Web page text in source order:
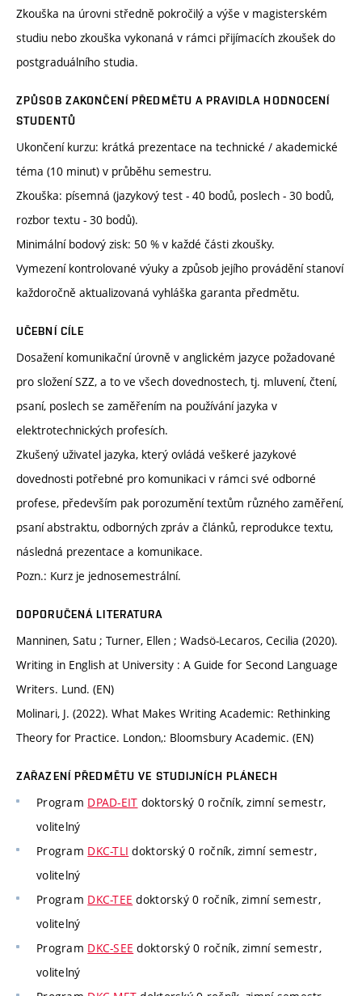
Zkouška na úrovni středně pokročilý a výše v magisterském
studiu nebo zkouška vykonaná v rámci přijímacích zkoušek do
postgraduálního studia.
ZPŮSOB ZAKONČENÍ PŘEDMĚTU A PRAVIDLA HODNOCENÍ
STUDENTŮ
Ukončení kurzu: krátká prezentace na technické / akademické
téma (10 minut) v průběhu semestru.
Zkouška: písemná (jazykový test - 40 bodů, poslech - 30 bodů,
rozbor textu - 30 bodů).
Minimální bodový zisk: 50 % v každé části zkoušky.
Vymezení kontrolované výuky a způsob jejího provádění stanoví
každoročně aktualizovaná vyhláška garanta předmětu.
UČEBNÍ CÍLE
Dosažení komunikační úrovně v anglickém jazyce požadované
pro složení SZZ, a to ve všech dovednostech, tj. mluvení, čtení,
psaní, poslech se zaměřením na používání jazyka v
elektrotechnických profesích.
Zkušený uživatel jazyka, který ovládá veškeré jazykové
dovednosti potřebné pro komunikaci v rámci své odborné
profese, především pak porozumění textům různého zaměření,
psaní abstraktu, odborných zpráv a článků, reprodukce textu,
následná prezentace a komunikace.
Pozn.: Kurz je jednosemestrální.
DOPORUČENÁ LITERATURA
Manninen, Satu ; Turner, Ellen ; Wadsö-Lecaros, Cecilia (2020).
Writing in English at University : A Guide for Second Language
Writers. Lund. (EN)
Molinari, J. (2022). What Makes Writing Academic: Rethinking
Theory for Practice. London,: Bloomsbury Academic. (EN)
ZAŘAZENÍ PŘEDMĚTU VE STUDIJNÍCH PLÁNECH
Program DPAD-EIT doktorský 0 ročník, zimní semestr,
volitelný
Program DKC-TLI doktorský 0 ročník, zimní semestr,
volitelný
Program DKC-TEE doktorský 0 ročník, zimní semestr,
volitelný
Program DKC-SEE doktorský 0 ročník, zimní semestr,
volitelný